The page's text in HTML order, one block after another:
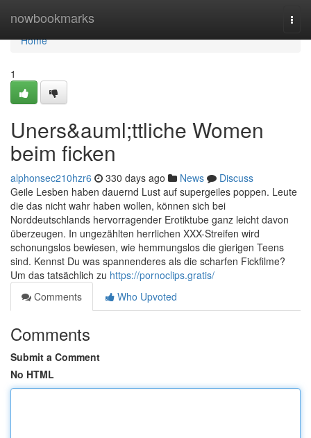
nowbookmarks
Home
Home
1
Uners&auml;ttliche Women
beim ficken
alphonsec210hzr6 330 days ago News
Discuss
Geile Lesben haben dauernd Lust auf supergeiles poppen. Leute
die das nicht wahr haben wollen, können sich bei
Norddeutschlands hervorragender Erotiktube ganz leicht davon
überzeugen. In ungezählten herrlichen XXX-Streifen wird
schonungslos bewiesen, wie hemmungslos die gierigen Teens
sind. Kennst Du was spannenderes als die scharfen Fickfilme?
Um das tatsächlich zu https://pornoclips.gratis/
Comments
Who Upvoted
Comments
Submit a Comment
No HTML